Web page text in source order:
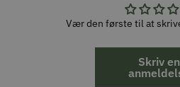
Vær den første til at
Skriv en